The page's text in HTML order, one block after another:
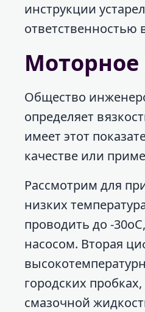
инструкции
ответственностью
Моторное
Общество
определяет
имеет этот
качестве или
Рассмотрим для
низких
проводить до -
насосом. Вторая
городских
смазочной